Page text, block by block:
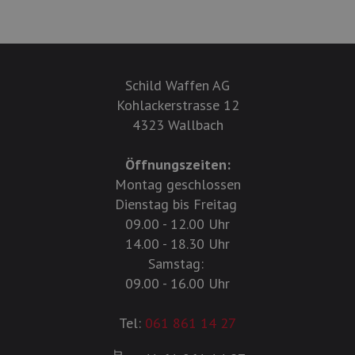
Schild Waffen AG
Kohlackerstrasse 12
4323 Wallbach
Öffnungszeiten:
Montag geschlossen
Dienstag bis Freitag
09.00 - 12.00 Uhr
14.00 - 18.30 Uhr
Samstag:
09.00 - 16.00 Uhr
Tel: 061 861 14 27